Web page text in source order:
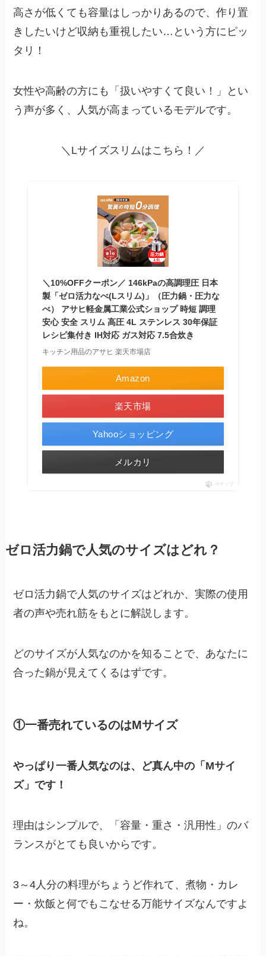
高さが低くても容量はしっかりあるので、作り置
きしたいけど収納も重視したい…という方にピッ
タリ！
女性や高齢の方にも「扱いやすくて良い！」とい
う声が多く、人気が高まっているモデルです。
＼Lサイズスリムはこちら！／
＼10%OFFクーポン／ 146kPaの高調理圧 日本
製「ゼロ活力なべ(Lスリム)」（圧力鍋・圧力な
べ） アサヒ軽金属工業公式ショップ 時短 調理
安心 安全 スリム 高圧 4L ステンレス 30年保証
レシピ集付き IH対応 ガス対応 7.5合炊き
キッチン用品のアサヒ 楽天市場店
Amazon
楽天市場
Yahooショッピング
メルカリ
ポチップ
ゼロ活力鍋で人気のサイズはどれ？
ゼロ活力鍋で人気のサイズはどれか、実際の使用
者の声や売れ筋をもとに解説します。
どのサイズが人気なのかを知ることで、あなたに
合った鍋が見えてくるはずです。
①一番売れているのはMサイズ
やっぱり一番人気なのは、ど真ん中の「Mサイ
ズ」です！
理由はシンプルで、「容量・重さ・汎用性」のバ
ランスがとても良いからです。
3～4人分の料理がちょうど作れて、煮物・カレ
ー・炊飯と何でもこなせる万能サイズなんですよ
ね。